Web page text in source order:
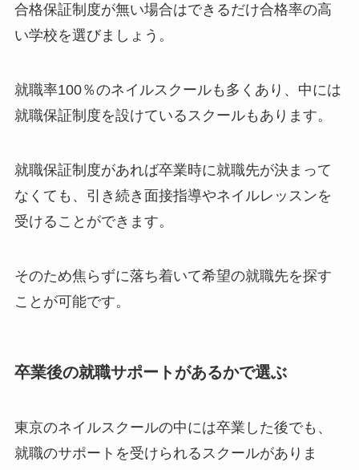
合格保証制度が無い場合はできるだけ合格率の高
い学校を選びましょう。
就職率100％のネイルスクールも多くあり、中には
就職保証制度を設けているスクールもあります。
就職保証制度があれば卒業時に就職先が決まって
なくても、引き続き面接指導やネイルレッスンを
受けることができます。
そのため焦らずに落ち着いて希望の就職先を探す
ことが可能です。
卒業後の就職サポートがあるかで選ぶ
東京のネイルスクールの中には卒業した後でも、
就職のサポートを受けられるスクールがありま